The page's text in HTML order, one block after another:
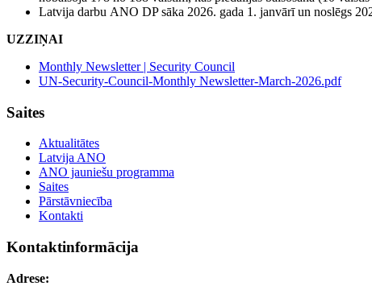
Latvija darbu ANO DP sāka 2026. gada 1. janvārī un noslēgs
UZZIŅAI
Monthly Newsletter | Security Council
UN-Security-Council-Monthly Newsletter-March-2026.pdf
Saites
Aktualitātes
Latvija ANO
ANO jauniešu programma
Saites
Pārstāvniecība
Kontakti
Kontaktinformācija
Adrese: